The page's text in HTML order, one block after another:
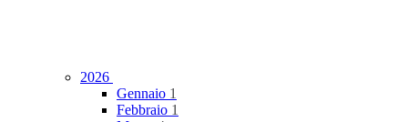
2026
Gennaio 1
Febbraio 1